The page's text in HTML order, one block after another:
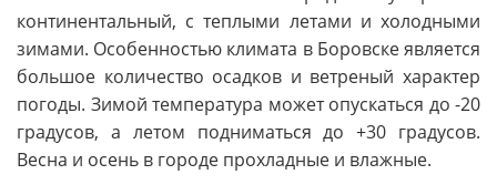
континентальный, с теплыми летами и холодными
зимами. Особенностью климата в Боровске является
большое количество осадков и ветреный характер
погоды. Зимой температура может опускаться до -20
градусов, а летом подниматься до +30 градусов.
Весна и осень в городе прохладные и влажные.